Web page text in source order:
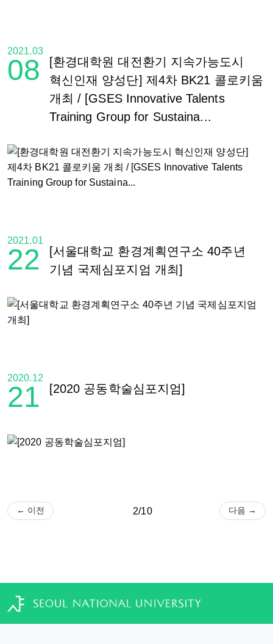
2021.03
08
[환경대학원 대전환기 지속가능도시
혁신인재 양성단] 제4차 BK21 콜로키움
개최 / [GSES Innovative Talents
Training Group for Sustaina...
2021.01
22
[서울대학교 환경계획연구소 40주년
기념 국제심포지엄 개최]
2020.12
21 [2020 공동학술심포지엄]
← 이전 2/10 다음 →